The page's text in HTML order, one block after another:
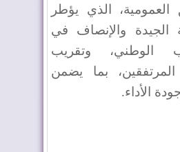
العمومية، الذي يؤطر
الجيدة والإنصاف في
الوطني، وتقريب
بما يضمن
الأداء.